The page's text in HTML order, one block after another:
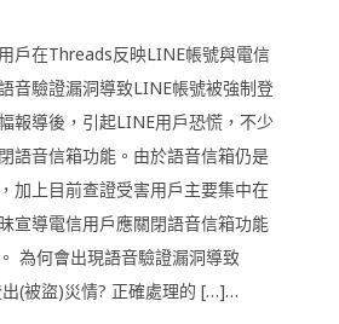
戶在Threads反映LINE帳號與電信
音驗證漏洞導致LINE帳號被強制登
報導後，引起LINE用戶恐慌，不少
語音信箱功能。由於語音信箱仍是
加上目前查證受害用戶主要集中在
宣導電信用戶應關閉語音信箱功能
為何會出現語音驗證漏洞導致
(被盜)災情? 正確處理的 […]…